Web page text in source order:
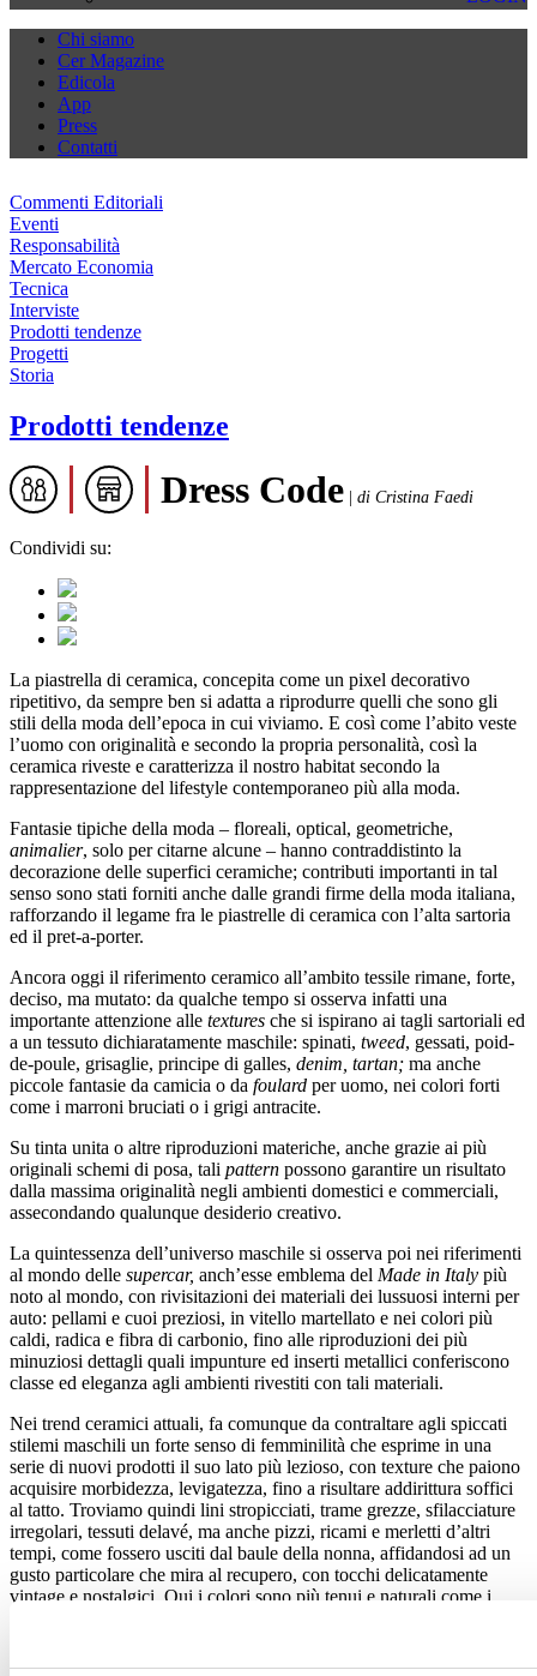
Chi siamo
Cer Magazine
Edicola
App
Press
Contatti
Commenti Editoriali
Eventi
Responsabilità
Mercato Economia
Tecnica
Interviste
Prodotti tendenze
Progetti
Storia
Prodotti tendenze
Dress Code di Cristina Faedi
Condividi su:
La piastrella di ceramica, concepita come un pixel decorativo
ripetitivo, da sempre ben si adatta a riprodurre quelli che sono gli
stili della moda dell’epoca in cui viviamo. E così come l’abito veste
l’uomo con originalità e secondo la propria personalità, così la
ceramica riveste e caratterizza il nostro habitat secondo la
rappresentazione del lifestyle contemporaneo più alla moda.
Fantasie tipiche della moda – floreali, optical, geometriche,
animalier, solo per citarne alcune – hanno contraddistinto la
decorazione delle superfici ceramiche; contributi importanti in tal
senso sono stati forniti anche dalle grandi firme della moda italiana,
rafforzando il legame fra le piastrelle di ceramica con l’alta sartoria
ed il pret-a-porter.
Ancora oggi il riferimento ceramico all’ambito tessile rimane, forte,
deciso, ma mutato: da qualche tempo si osserva infatti una
importante attenzione alle textures che si ispirano ai tagli sartoriali ed
a un tessuto dichiaratamente maschile: spinati, tweed, gessati, poid-
de-poule, grisaglie, principe di galles, denim, tartan; ma anche
piccole fantasie da camicia o da foulard per uomo, nei colori forti
come i marroni bruciati o i grigi antracite.
Su tinta unita o altre riproduzioni materiche, anche grazie ai più
originali schemi di posa, tali pattern possono garantire un risultato
dalla massima originalità negli ambienti domestici e commerciali,
assecondando qualunque desiderio creativo.
La quintessenza dell’universo maschile si osserva poi nei riferimenti
al mondo delle supercar, anch’esse emblema del Made in Italy più
noto al mondo, con rivisitazioni dei materiali dei lussuosi interni per
auto: pellami e cuoi preziosi, in vitello martellato e nei colori più
caldi, radica e fibra di carbonio, fino alle riproduzioni dei più
minuziosi dettagli quali impunture ed inserti metallici conferiscono
classe ed eleganza agli ambienti rivestiti con tali materiali.
Nei trend ceramici attuali, fa comunque da contraltare agli spiccati
stilemi maschili un forte senso di femminilità che esprime in una
serie di nuovi prodotti il suo lato più lezioso, con texture che paiono
acquisire morbidezza, levigatezza, fino a risultare addirittura soffici
al tatto. Troviamo quindi lini stropicciati, trame grezze, sfilacciature
irregolari, tessuti delavé, ma anche pizzi, ricami e merletti d’altri
tempi, come fossero usciti dal baule della nonna, affidandosi ad un
gusto particolare che mira al recupero, con tocchi delicatamente
vintage e nostalgici. Qui i colori sono più tenui e naturali come i